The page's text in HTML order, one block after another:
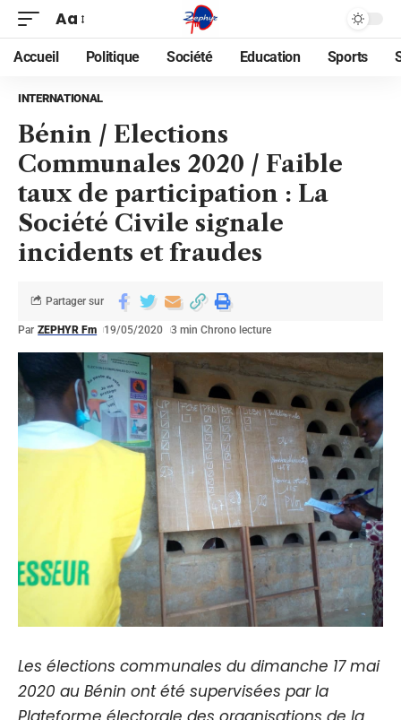
Aa
Accueil Politique Société Education Sports
INTERNATIONAL
Bénin / Elections
Communales 2020 / Faible
taux de participation : La
Société Civile signale
incidents et fraudes
Par ZEPHYR Fm 19/05/2020 3 min Chrono lecture
Partager sur
Les élections communales du dimanche 17 mai
2020 au Bénin ont été supervisées par la